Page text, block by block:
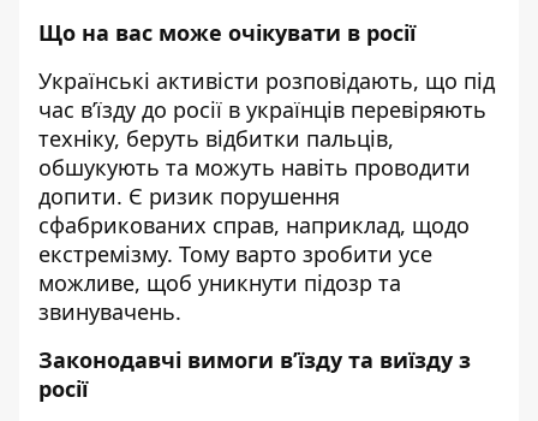
Що на вас може очікувати в росії
Українські активісти розповідають, що під
час в’їзду до росії в українців перевіряють
техніку, беруть відбитки пальців,
обшукують та можуть навіть проводити
допити. Є ризик порушення
сфабрикованих справ, наприклад, щодо
екстремізму. Тому варто зробити усе
можливе, щоб уникнути підозр та
звинувачень.
Законодавчі вимоги в’їзду та виїзду з
росії